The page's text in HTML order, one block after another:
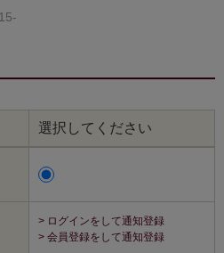
選択してください
> ログインをして通知登録
> 会員登録をして通知登録